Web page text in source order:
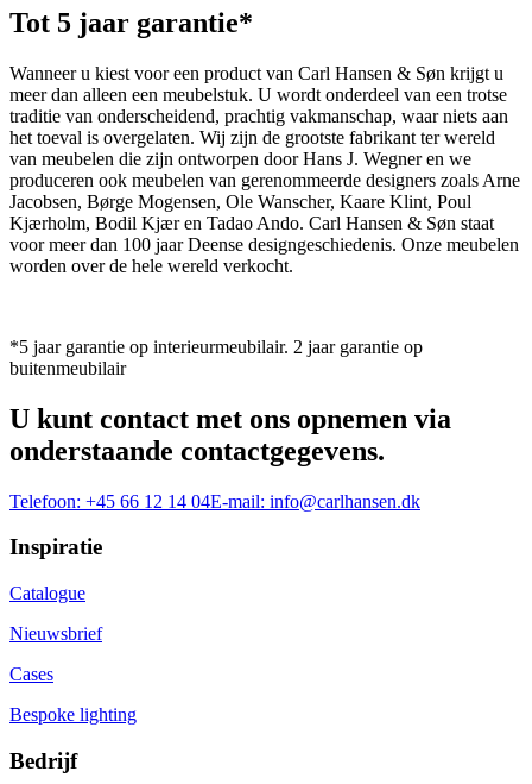
Tot 5 jaar garantie*
Wanneer u kiest voor een product van Carl Hansen & Søn krijgt u
meer dan alleen een meubelstuk. U wordt onderdeel van een trotse
traditie van onderscheidend, prachtig vakmanschap, waar niets aan
het toeval is overgelaten. Wij zijn de grootste fabrikant ter wereld
van meubelen die zijn ontworpen door Hans J. Wegner en we
produceren ook meubelen van gerenommeerde designers zoals Arne
Jacobsen, Børge Mogensen, Ole Wanscher, Kaare Klint, Poul
Kjærholm, Bodil Kjær en Tadao Ando. Carl Hansen & Søn staat
voor meer dan 100 jaar Deense designgeschiedenis. Onze meubelen
worden over de hele wereld verkocht.
*5 jaar garantie op interieurmeubilair. 2 jaar garantie op
buitenmeubilair
U kunt contact met ons opnemen via
onderstaande contactgegevens.
Telefoon: +45 66 12 14 04E-mail: info@carlhansen.dk
Inspiratie
Catalogue
Nieuwsbrief
Cases
Bespoke lighting
Bedrijf